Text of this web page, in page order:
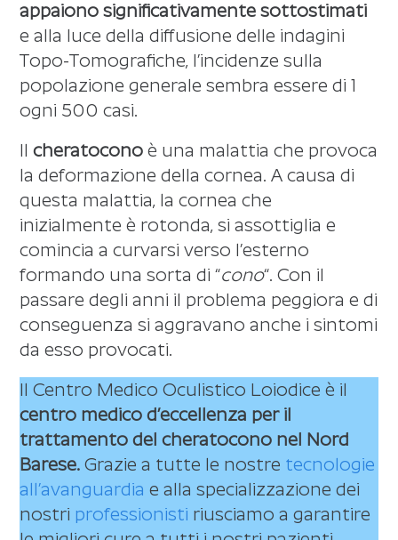
appaiono significativamente sottostimati
e alla luce della diffusione delle indagini
Topo-Tomografiche, l’incidenze sulla
popolazione generale sembra essere di 1
ogni 500 casi.
Ilcheratocono è una malattia che provoca
la deformazione della cornea. A causa di
questa malattia, la cornea che
inizialmente è rotonda, si assottiglia e
comincia a curvarsi verso l’esterno
formando una sorta di “cono“. Con il
passare degli anni il problema peggiora e di
conseguenza si aggravano anche i sintomi
da esso provocati.
Il Centro Medico Oculistico Loiodice è il
centro medico d’eccellenza per il
trattamento del cheratocono nel Nord
Barese. Grazie a tutte le nostre tecnologie
all’avanguardia e alla specializzazione dei
nostri professionisti riusciamo a garantire